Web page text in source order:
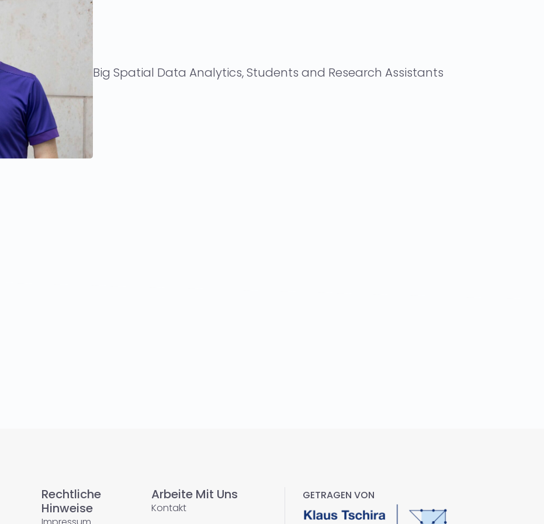
Big Spatial Data Analytics, Students and Research Assistants
Rechtliche
Hinweise
Arbeite Mit Uns
Kontakt
GETRAGEN VON